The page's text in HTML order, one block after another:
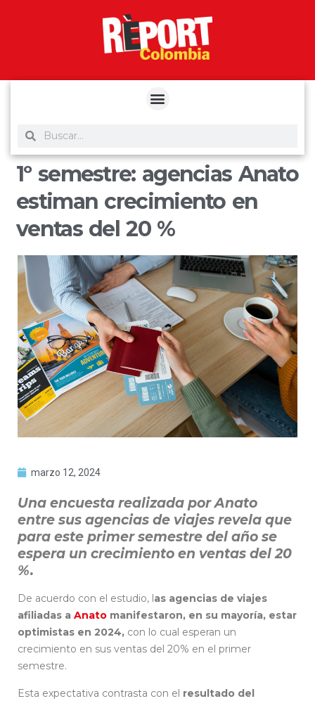
1º semestre: agencias Anato
estiman crecimiento en
ventas del 20 %
marzo 12, 2024
Una encuesta realizada por Anato
entre sus agencias de viajes revela que
para este primer semestre del año se
espera un crecimiento en ventas del 20
%.
De acuerdo con el estudio, las agencias de viajes
afiliadas a Anato manifestaron, en su mayoría, estar
optimistas en 2024, con lo cual esperan un
crecimiento en sus ventas del 20% en el primer
semestre.
Esta expectativa contrasta con el resultado del